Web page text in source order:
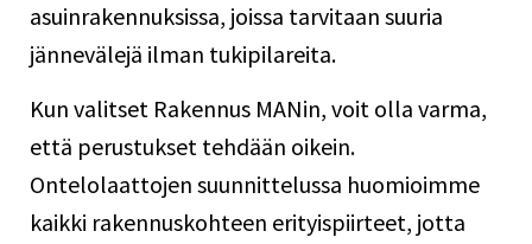
asuinrakennuksissa, joissa tarvitaan suuria
jännevälejä ilman tukipilareita.
Kun valitset Rakennus MANin, voit olla varma,
että perustukset tehdään oikein.
Ontelolaattojen suunnittelussa huomioimme
kaikki rakennuskohteen erityispiirteet, jotta